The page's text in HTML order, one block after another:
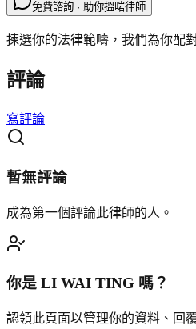
免費諮詢 · 助你搵啱律師
揀選你的法律範疇，我們為你配
評論
寫評論
暫無評論
成為第一個評論此律師的人。
你是 LI WAI TING 嗎？
認領此頁面以管理你的資料、回